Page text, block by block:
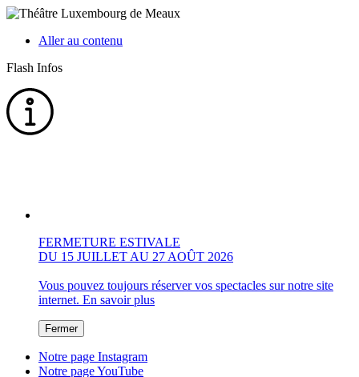
Aller au contenu
Flash Infos
FERMETURE ESTIVALE
DU 15 JUILLET AU 27 AOÛT 2026
Vous pouvez toujours réserver vos spectacles sur notre site
internet. En savoir plus
Fermer
Notre page Instagram
Notre page YouTube